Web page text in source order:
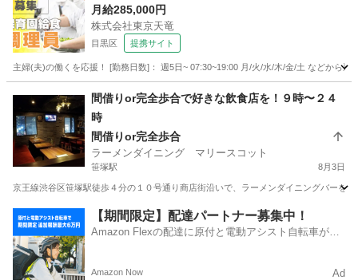
月給285,000円
株式会社東京天竜
目黒区 提携サイト
主婦(夫)の働くを応援！ [勤務日数]： 週5日~ 07:30~19:00 月/火/水/木/金/土 などから
その他
間借りor完全歩合で好きな飲食店を！９時〜２４
時
間借りor完全歩合
ラーメンダイニング マリースコット
笹塚駅 8月3日
京王線渋谷区笹塚駅徒歩４分の１０号通り商店街沿いで、ラーメンダイニングバーを
笹塚駅 レストラン スタッフ
【期間限定】配達パートナー募集中！
Amazon Flexの配達に原付と電動アシスト自転車が登
Amazon Now Ad